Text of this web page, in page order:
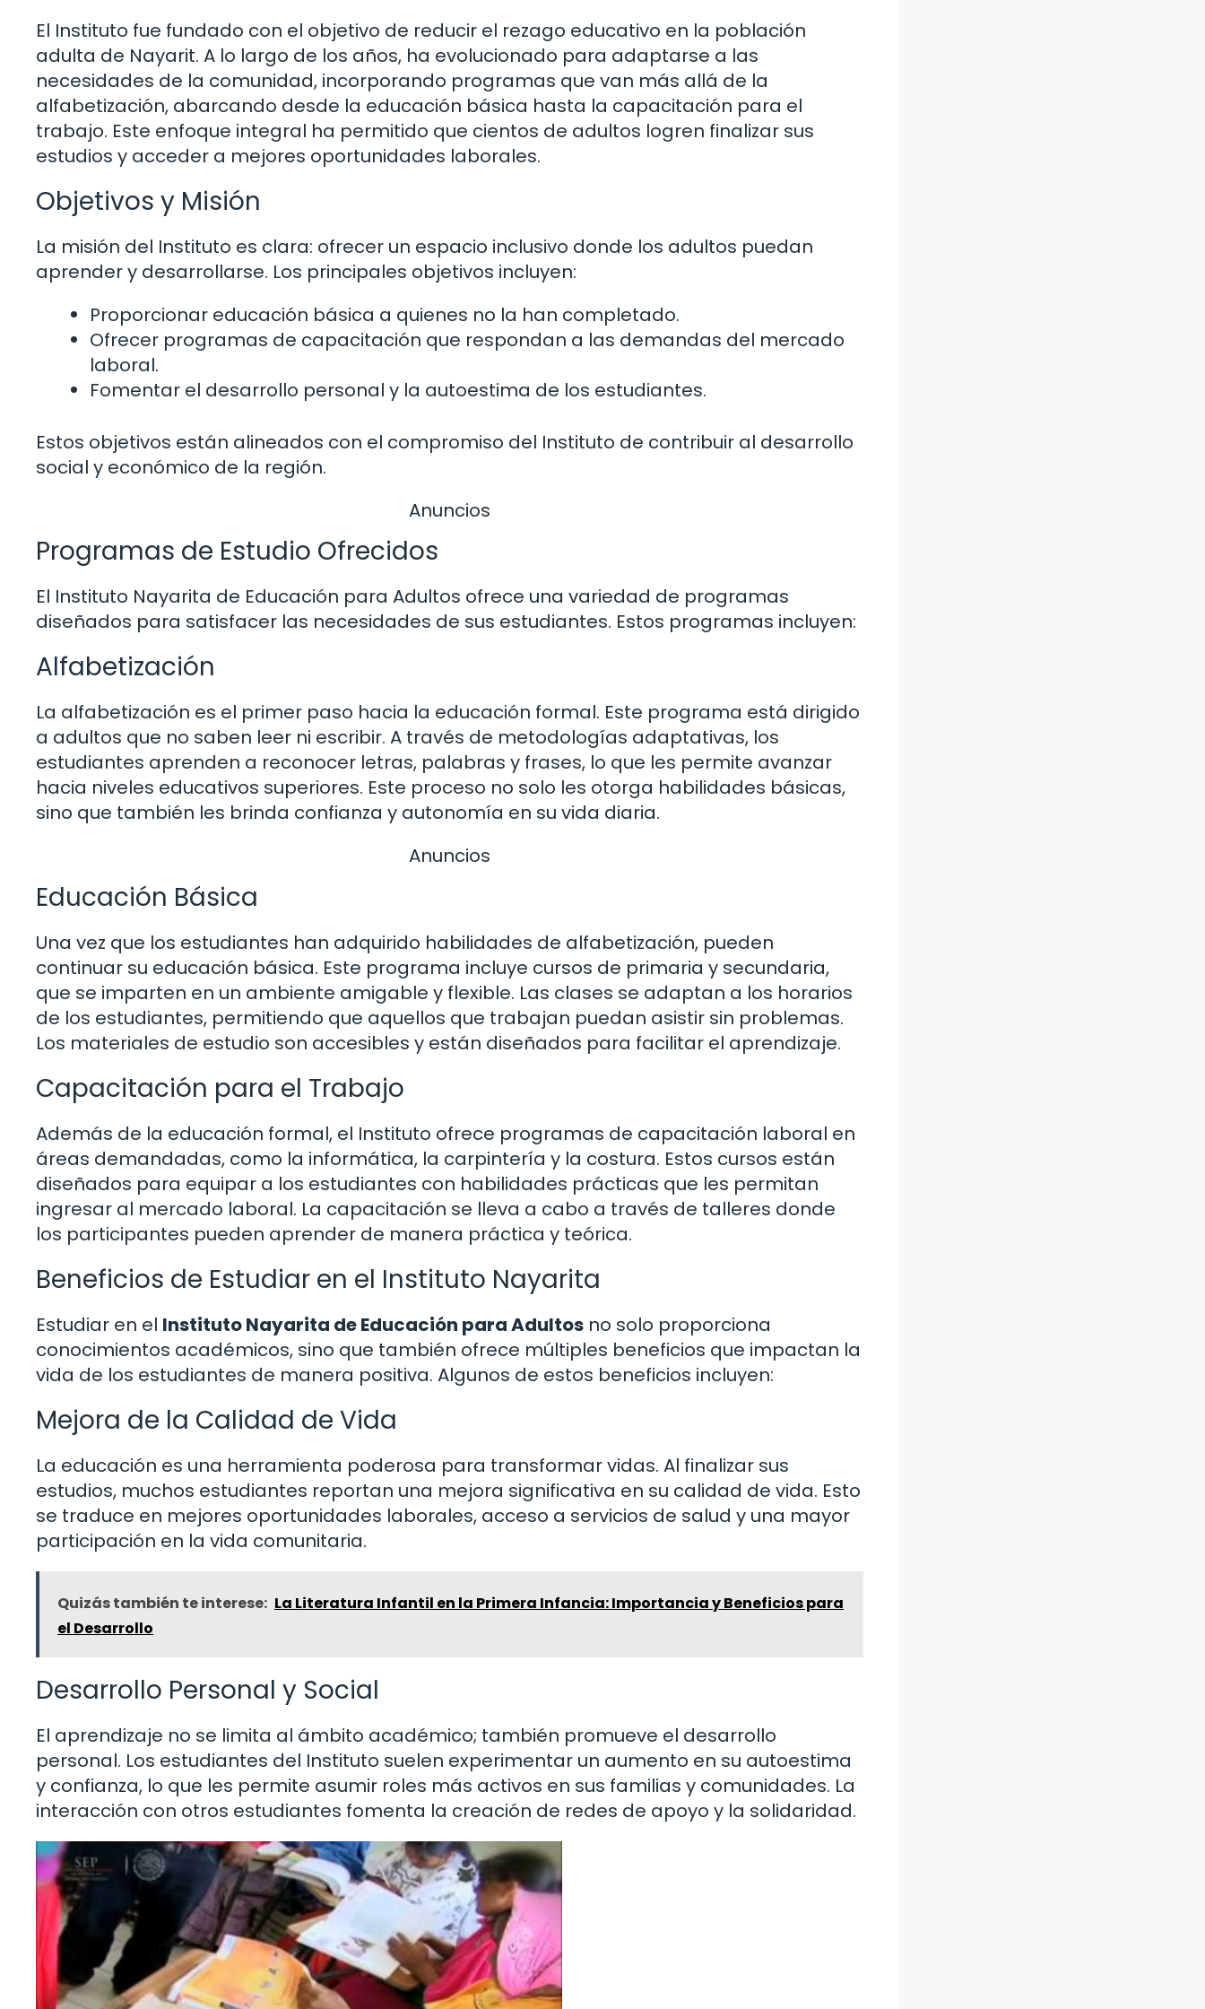
El Instituto fue fundado con el objetivo de reducir el rezago educativo en la población
adulta de Nayarit. A lo largo de los años, ha evolucionado para adaptarse a las
necesidades de la comunidad, incorporando programas que van más allá de la
alfabetización, abarcando desde la educación básica hasta la capacitación para el
trabajo. Este enfoque integral ha permitido que cientos de adultos logren finalizar sus
estudios y acceder a mejores oportunidades laborales.
Objetivos y Misión
La misión del Instituto es clara: ofrecer un espacio inclusivo donde los adultos puedan
aprender y desarrollarse. Los principales objetivos incluyen:
Proporcionar educación básica a quienes no la han completado.
Ofrecer programas de capacitación que respondan a las demandas del mercado
laboral.
Fomentar el desarrollo personal y la autoestima de los estudiantes.
Estos objetivos están alineados con el compromiso del Instituto de contribuir al desarrollo
social y económico de la región.
Anuncios
Programas de Estudio Ofrecidos
El Instituto Nayarita de Educación para Adultos ofrece una variedad de programas
diseñados para satisfacer las necesidades de sus estudiantes. Estos programas incluyen:
Alfabetización
La alfabetización es el primer paso hacia la educación formal. Este programa está dirigido
a adultos que no saben leer ni escribir. A través de metodologías adaptativas, los
estudiantes aprenden a reconocer letras, palabras y frases, lo que les permite avanzar
hacia niveles educativos superiores. Este proceso no solo les otorga habilidades básicas,
sino que también les brinda confianza y autonomía en su vida diaria.
Anuncios
Educación Básica
Una vez que los estudiantes han adquirido habilidades de alfabetización, pueden
continuar su educación básica. Este programa incluye cursos de primaria y secundaria,
que se imparten en un ambiente amigable y flexible. Las clases se adaptan a los horarios
de los estudiantes, permitiendo que aquellos que trabajan puedan asistir sin problemas.
Los materiales de estudio son accesibles y están diseñados para facilitar el aprendizaje.
Capacitación para el Trabajo
Además de la educación formal, el Instituto ofrece programas de capacitación laboral en
áreas demandadas, como la informática, la carpintería y la costura. Estos cursos están
diseñados para equipar a los estudiantes con habilidades prácticas que les permitan
ingresar al mercado laboral. La capacitación se lleva a cabo a través de talleres donde
los participantes pueden aprender de manera práctica y teórica.
Beneficios de Estudiar en el Instituto Nayarita
Estudiar en el Instituto Nayarita de Educación para Adultos no solo proporciona
conocimientos académicos, sino que también ofrece múltiples beneficios que impactan la
vida de los estudiantes de manera positiva. Algunos de estos beneficios incluyen:
Mejora de la Calidad de Vida
La educación es una herramienta poderosa para transformar vidas. Al finalizar sus
estudios, muchos estudiantes reportan una mejora significativa en su calidad de vida. Esto
se traduce en mejores oportunidades laborales, acceso a servicios de salud y una mayor
participación en la vida comunitaria.
Quizás también te interese: La Literatura Infantil en la Primera Infancia: Importancia y Beneficios para
el Desarrollo
Desarrollo Personal y Social
El aprendizaje no se limita al ámbito académico; también promueve el desarrollo
personal. Los estudiantes del Instituto suelen experimentar un aumento en su autoestima
y confianza, lo que les permite asumir roles más activos en sus familias y comunidades. La
interacción con otros estudiantes fomenta la creación de redes de apoyo y la solidaridad.